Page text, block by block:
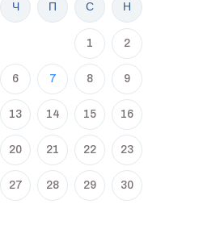
Ч П С Н
1 2
6 7 8 9
13 14 15 16
20 21 22 23
27 28 29 30